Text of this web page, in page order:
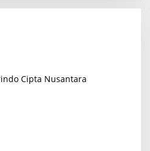
Cipta Nusantara